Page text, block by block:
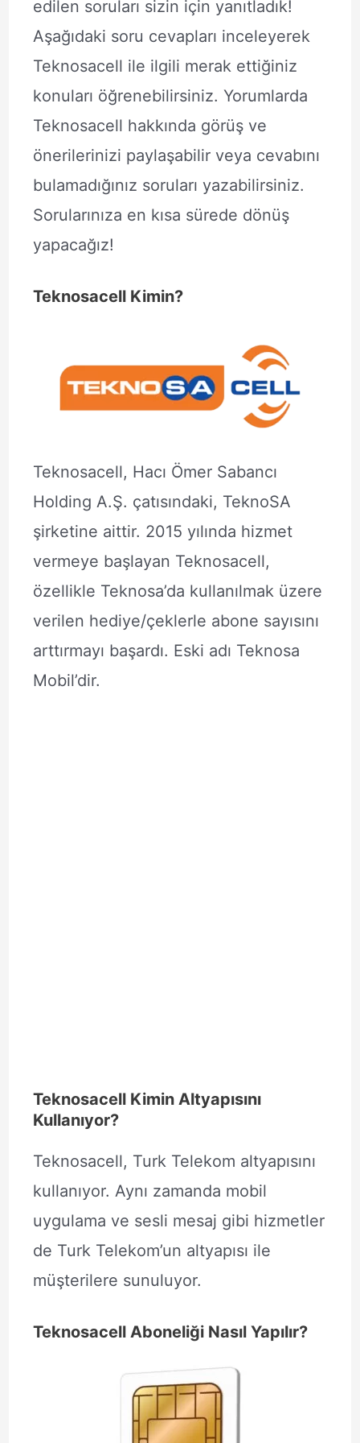
edilen soruları sizin için yanıtladık!
Aşağıdaki soru cevapları inceleyerek
Teknosacell ile ilgili merak ettiğiniz
konuları öğrenebilirsiniz. Yorumlarda
Teknosacell hakkında görüş ve
önerilerinizi paylaşabilir veya cevabını
bulamadığınız soruları yazabilirsiniz.
Sorularınıza en kısa sürede dönüş
yapacağız!
Teknosacell Kimin?
Teknosacell, Hacı Ömer Sabancı
Holding A.Ş. çatısındaki, TeknoSA
şirketine aittir. 2015 yılında hizmet
vermeye başlayan Teknosacell,
özellikle Teknosa’da kullanılmak üzere
verilen hediye/çeklerle abone sayısını
arttırmayı başardı. Eski adı Teknosa
Mobil’dir.
Teknosacell Kimin Altyapısını
Kullanıyor?
Teknosacell, Turk Telekom altyapısını
kullanıyor. Aynı zamanda mobil
uygulama ve sesli mesaj gibi hizmetler
de Turk Telekom’un altyapısı ile
müşterilere sunuluyor.
Teknosacell Aboneliği Nasıl Yapılır?